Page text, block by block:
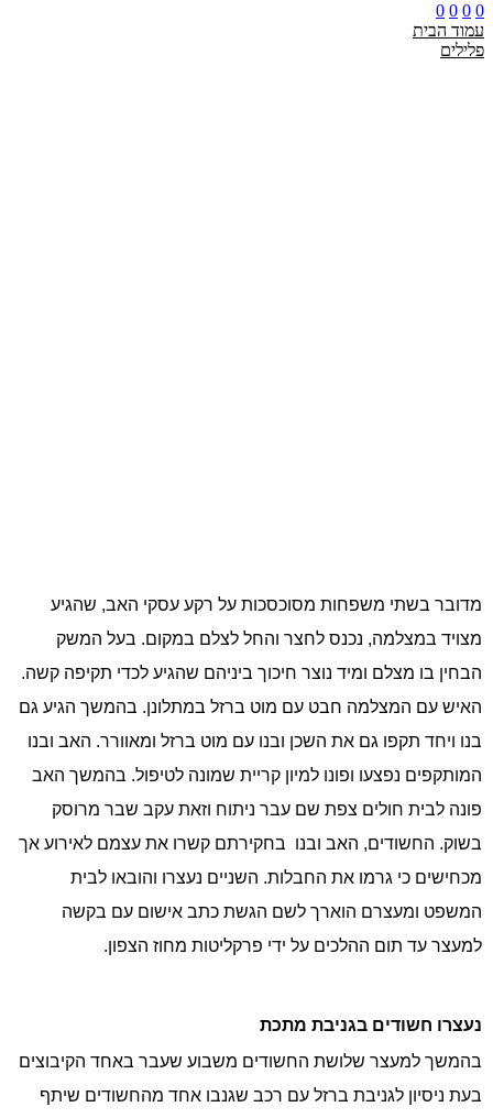
0
0
0
0
עמוד הבית
פלילים
מדובר בשתי משפחות מסוכסכות על רקע עסקי האב, שהגיע
מצויד במצלמה, נכנס לחצר והחל לצלם במקום. בעל המשק
הבחין בו מצלם ומיד נוצר חיכוך ביניהם שהגיע לכדי תקיפה קשה.
האיש עם המצלמה חבט עם מוט ברזל במתלונן. בהמשך הגיע גם
בנו ויחד תקפו גם את השכן ובנו עם מוט ברזל ומאוורר. האב ובנו
המותקפים נפצעו ופונו למיון קריית שמונה לטיפול. בהמשך האב
פונה לבית חולים צפת שם עבר ניתוח וזאת עקב שבר מרוסק
בשוק. החשודים, האב ובנו בחקירתם קשרו את עצמם לאירוע אך
מכחישים כי גרמו את החבלות. השניים נעצרו והובאו לבית
המשפט ומעצרם הוארך לשם הגשת כתב אישום עם בקשה
למעצר עד תום ההלכים על ידי פרקליטות מחוז הצפון.
נעצרו חשודים בגניבת מתכת
בהמשך למעצר שלושת החשודים משבוע שעבר באחד הקיבוצים
בעת ניסיון לגניבת ברזל עם רכב שגנבו אחד מהחשודים שיתף